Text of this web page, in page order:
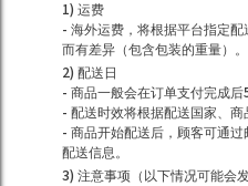
1) 运费
- 海外运费，将根据平台指定
而有差异（包含包装的重量）。
2) 配送日
- 商品一般会在订单支付完成后
- 配送时效将根据配送国家、商
- 商品开始配送后，顾客可通过
配送信息。
3) 注意事项（以下情况可能会